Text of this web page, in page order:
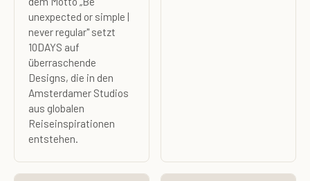
unexpected or simple |
never regular" setzt
10DAYS auf
überraschende
Designs, die in den
Amsterdamer Studios
aus globalen
Reiseinspirationen
entstehen.